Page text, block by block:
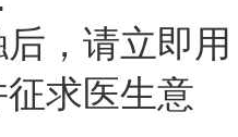
，请立即用
求医生意